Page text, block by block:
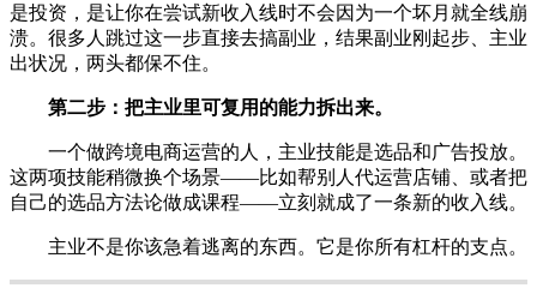
是投资，是让你在尝试新收入线时不会因为一个坏月就全线崩
溃。很多人跳过这一步直接去搞副业，结果副业刚起步、主业
出状况，两头都保不住。
第二步：把主业里可复用的能力拆出来。
一个做跨境电商运营的人，主业技能是选品和广告投放。
这两项技能稍微换个场景——比如帮别人代运营店铺、或者把
自己的选品方法论做成课程——立刻就成了一条新的收入线。
主业不是你该急着逃离的东西。它是你所有杠杆的支点。